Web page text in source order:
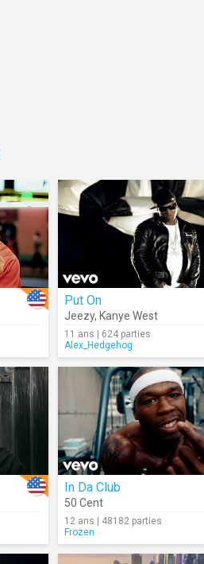
Put On
Jeezy, Kanye West
11 ans | 624 parties
Alex_Hedgehog
In Da Club
50 Cent
12 ans | 48182 parties
Frozen